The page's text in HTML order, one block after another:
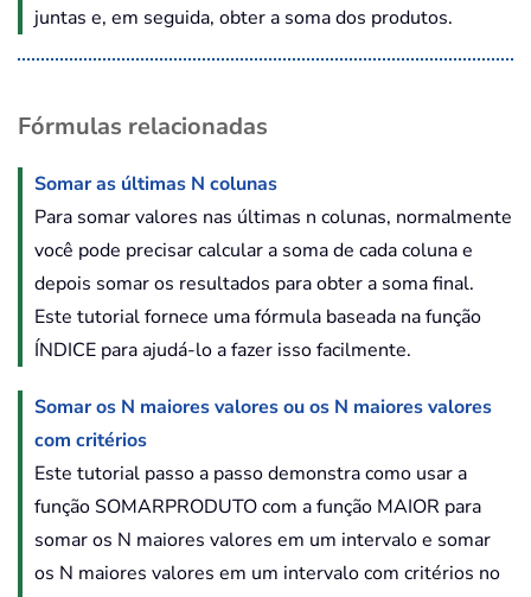
juntas e, em seguida, obter a soma dos produtos.
Fórmulas relacionadas
Somar as últimas N colunas
Para somar valores nas últimas n colunas, normalmente
você pode precisar calcular a soma de cada coluna e
depois somar os resultados para obter a soma final.
Este tutorial fornece uma fórmula baseada na função
ÍNDICE para ajudá-lo a fazer isso facilmente.
Somar os N maiores valores ou os N maiores valores
com critérios
Este tutorial passo a passo demonstra como usar a
função SOMARPRODUTO com a função MAIOR para
somar os N maiores valores em um intervalo e somar
os N maiores valores em um intervalo com critérios no